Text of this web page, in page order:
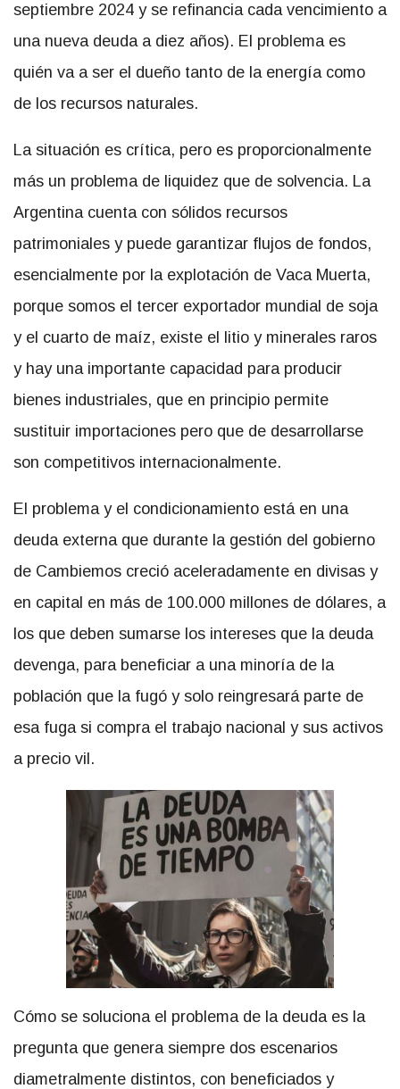
septiembre 2024 y se refinancia cada vencimiento a
una nueva deuda a diez años). El problema es
quién va a ser el dueño tanto de la energía como
de los recursos naturales.
La situación es crítica, pero es proporcionalmente
más un problema de liquidez que de solvencia. La
Argentina cuenta con sólidos recursos
patrimoniales y puede garantizar flujos de fondos,
esencialmente por la explotación de Vaca Muerta,
porque somos el tercer exportador mundial de soja
y el cuarto de maíz, existe el litio y minerales raros
y hay una importante capacidad para producir
bienes industriales, que en principio permite
sustituir importaciones pero que de desarrollarse
son competitivos internacionalmente.
El problema y el condicionamiento está en una
deuda externa que durante la gestión del gobierno
de Cambiemos creció aceleradamente en divisas y
en capital en más de 100.000 millones de dólares, a
los que deben sumarse los intereses que la deuda
devenga, para beneficiar a una minoría de la
población que la fugó y solo reingresará parte de
esa fuga si compra el trabajo nacional y sus activos
a precio vil.
Cómo se soluciona el problema de la deuda es la
pregunta que genera siempre dos escenarios
diametralmente distintos, con beneficiados y